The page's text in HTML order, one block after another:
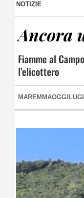
NOTIZIE
Ancora
Fiamme al
l’elicottero
MAREMMAOGGI